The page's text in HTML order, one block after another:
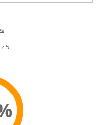
z 5